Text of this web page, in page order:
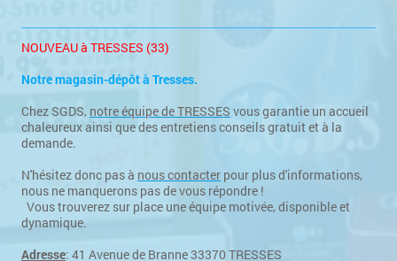
NOUVEAU à TRESSES (33)
Notre magasin-dépôt à Tresses.
Chez SGDS, notre équipe de TRESSES vous garantie un accueil
chaleureux ainsi que des entretiens conseils gratuit et à la
demande.
N'hésitez donc pas à nous contacter pour plus d'informations,
nous ne manquerons pas de vous répondre !
Vous trouverez sur place une équipe motivée, disponible et
dynamique.
Adresse: 41 Avenue de Branne 33370 TRESSES